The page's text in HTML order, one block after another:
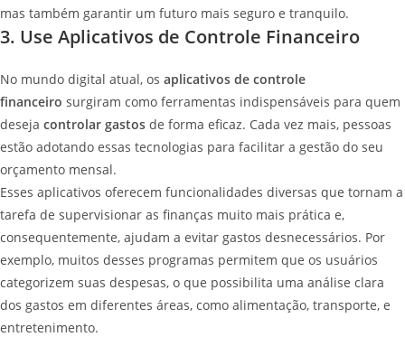
mas também garantir um futuro mais seguro e tranquilo.
3. Use Aplicativos de Controle Financeiro
No mundo digital atual, os aplicativos de controle
financeiro surgiram como ferramentas indispensáveis para quem
deseja controlar gastos de forma eficaz. Cada vez mais, pessoas
estão adotando essas tecnologias para facilitar a gestão do seu
orçamento mensal.
Esses aplicativos oferecem funcionalidades diversas que tornam a
tarefa de supervisionar as finanças muito mais prática e,
consequentemente, ajudam a evitar gastos desnecessários. Por
exemplo, muitos desses programas permitem que os usuários
categorizem suas despesas, o que possibilita uma análise clara
dos gastos em diferentes áreas, como alimentação, transporte, e
entretenimento.